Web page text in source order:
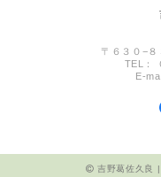
〒６３０−
TEL：
E-
吉野葛佐久良 |